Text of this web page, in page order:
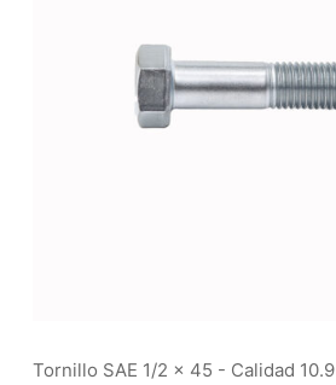
Tornillo SAE 1/2 x 45 - Calidad 10.9